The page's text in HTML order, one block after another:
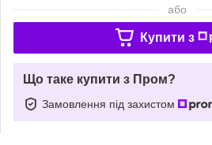
або
Купити з
Що таке купити з Пром?
Замовлення під захистом